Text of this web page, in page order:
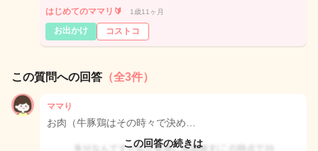
はじめてのママリ🔰 1歳11ヶ月
お出かけ コストコ
この質問への回答 （全3件）
ママり
お肉（牛豚鶏はその時々で決め…
この回答の続きは